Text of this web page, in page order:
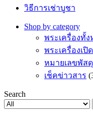
วิธีการเช่าบูชา
Shop by category
พระเครื่องทั้
พระเครื่องเปิ
หมายเลขพัสดุ
เช็คข่าวสาร
Search